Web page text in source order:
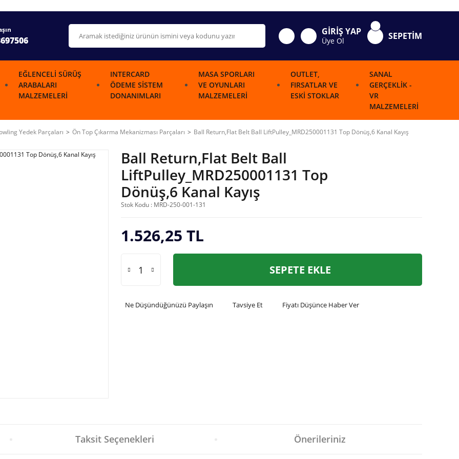
GİRİŞ YAP
Üye Ol SEPETİM
EĞLENCELI SÜRÜŞ
ARABALARI
MALZEMELERI
INTERCARD
ÖDEME SISTEM
DONANIMLARI
MASA SPORLARI
VE OYUNLARI
MALZEMELERI
OUTLET,
FIRSATLAR VE
ESKI STOKLAR
SANAL
GERÇEKLIK -
VR
MALZEMELERI
Yedek Parçaları Ön Top Çıkarma Mekanizması Parçaları Ball Return,Flat Belt Ball LiftPulley_MRD250001131 Top Dönüş,6 Kanal Kayış
Ball Return,Flat Belt Ball
LiftPulley_MRD250001131 Top
Dönüş,6 Kanal Kayış
Stok Kodu : MRD-250-001-131
1.526,25 TL
SEPETE EKLE
Ne Düşündüğünüzü Paylaşın Tavsiye Et Fiyatı Düşünce Haber Ver
Taksit Seçenekleri Önerileriniz